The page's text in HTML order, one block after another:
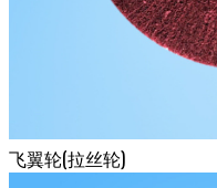
飞翼轮(拉丝轮)